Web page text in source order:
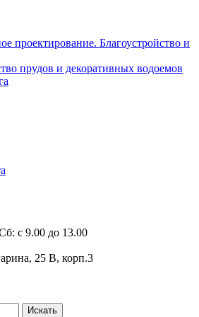
проектирование. Благоустройство и
прудов и декоративных водоемов
с 9.00 до 13.00
25 В, корп.3